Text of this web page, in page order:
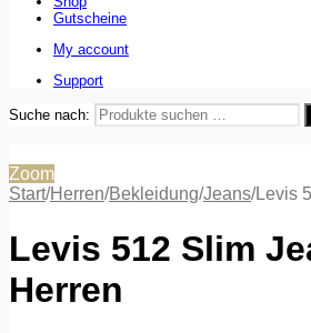
Gutscheine
My account
Support
Suche nach:
Zoom
Start/Herren/Bekleidung/Jeans/Levis
Levis 512 Slim
Herren